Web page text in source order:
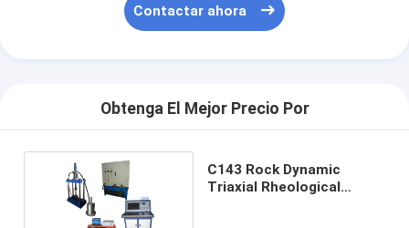
Contactar ahora
Obtenga El Mejor Precio Por
C143 Rock Dynamic
Triaxial Rheological